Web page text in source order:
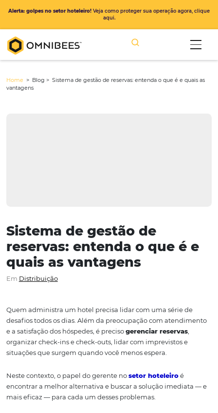
Sistema de gestão de
quais as vantagens
Distribuição
desafios todos os dias. Além da preocupação com
e a satisfação dos hóspedes, é precisogerenciar
organizar check-ins e check-outs, lidar com imprevistos
Alerta: golpes no setor hoteleiro!Veja como proteger sua operação